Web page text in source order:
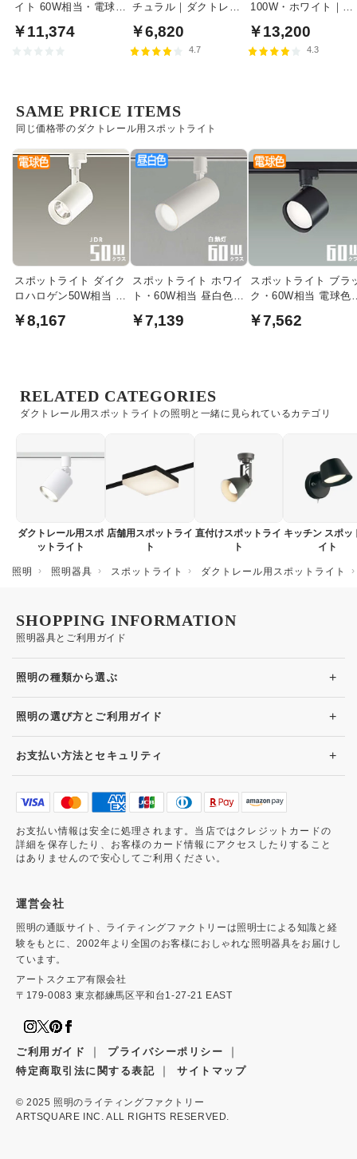
イト 60W相当・電球色
￥11,374
チュラル｜ダクトレー
￥6,820
4.7
100W・ホワイト｜光
￥13,200
4.3
同じ価格帯のダクトレール用スポットライト
SAME PRICE ITEMS
スポットライト ダイク
ロハロゲン50W相当 |
￥8,167
スポットライト ホワイ
ト・60W相当 昼白色 |
￥7,139
スポットライト ブラ
ク・60W相当 電球色
￥7,562
ダクトレール用スポットライトの照明と一緒に見られているカテゴリ
RELATED CATEGORIES
ダクトレール用スポ
ットライト
店舗用スポットライ
ト
直付けスポットライ
ト
キッチン スポッ
イト
照明 照明器具 スポットライト ダクトレール用スポットライト
照明器具とご利用ガイド
SHOPPING INFORMATION
照明の種類から選ぶ +
照明の選び方とご利用ガイド +
お支払い方法とセキュリティ +
お支払い情報は安全に処理されます。当店ではクレジットカードの
詳細を保存したり、お客様のカード情報にアクセスしたりすること
はありませんので安心してご利用ください。
運営会社
照明の通販サイト、ライティングファクトリーは照明士による知識と経
験をもとに、2002年より全国のお客様におしゃれな照明器具をお届けし
ています。
アートスクエア有限会社
〒179-0083 東京都練馬区平和台1-27-21 EAST
ご利用ガイド ｜ プライバシーポリシー ｜
特定商取引法に関する表記 ｜ サイトマップ
© 2025 照明のライティングファクトリー
ARTSQUARE INC. ALL RIGHTS RESERVED.